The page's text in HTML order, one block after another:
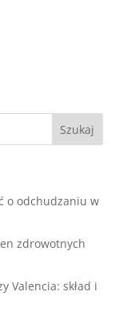
o odchudzaniu w
zdrowotnych
Valencia: skład i